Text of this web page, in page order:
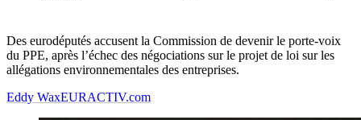
Des eurodéputés accusent la Commission de devenir le porte-voix
du PPE, après l’échec des négociations sur le projet de loi sur les
allégations environnementales des entreprises.
Eddy WaxEURACTIV.com